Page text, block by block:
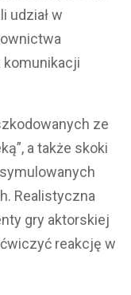
udział w
komunikacji
ze
a także skoki
Realistyczna
gry aktorskiej
reakcję w